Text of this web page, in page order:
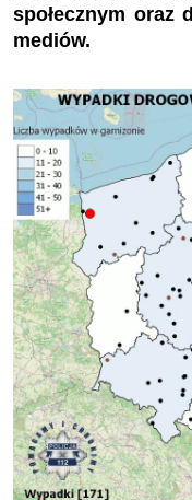
społecznym oraz
mediów.